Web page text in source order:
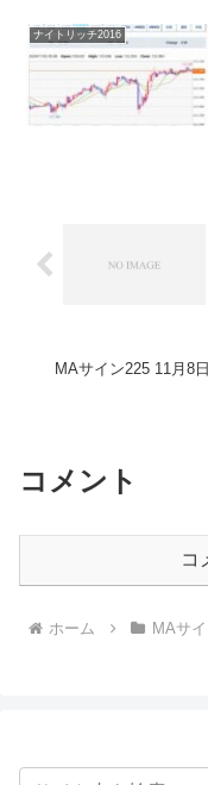
ナイトリッチ2016
MAサイン225 11月8
コメント
コ
ホーム MAサ